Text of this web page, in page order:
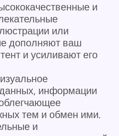
и
или
дополняют ваш
и усиливают его
информации
тем и обмен ими.
и